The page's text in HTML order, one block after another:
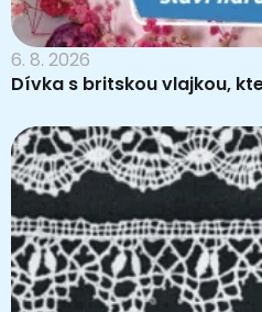
6. 8. 2026
Dívka s britskou vlajkou,